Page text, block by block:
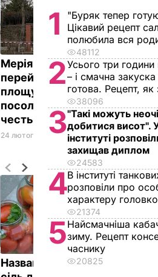
Мерія Праги
перейменувала
площу біля
посольства Росії на
честь Нємцова
24 лютого, 18.58СВІТ
Названа найкраща
1
"Буряк тепер
Цікавий рецепт
полюбила вся
48112
2Усього три
– і смачна
готова. Рецепт, як
38096
3"Такі можуть
добитися висот".
інституті
захищав диплом
24583
4В інституті
розповіли про
характеру
21374
5Найсмачніша
зиму. Рецепт
часнику
20825